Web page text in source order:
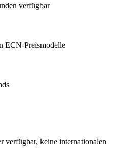
verfügbar
ECN-Preismodelle
verfügbar, keine internationalen